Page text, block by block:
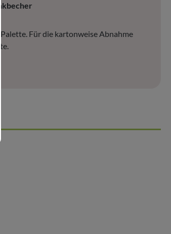
Palette. Für die kartonweise Abnahme